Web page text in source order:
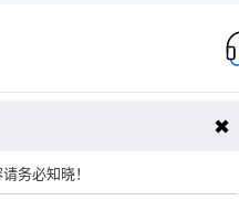
云(极创云计算) 版权所有
✖
务必知晓！